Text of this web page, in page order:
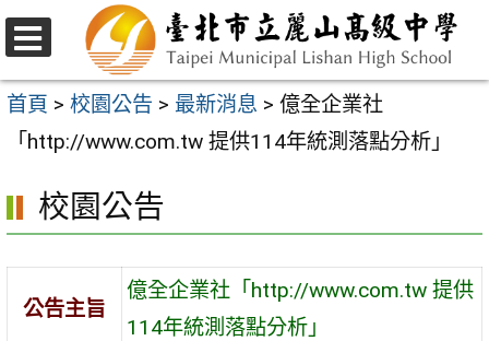
跳
至
主
容
區
選
單
首頁 > 校園公告 > 最新消息 > 億全企業社
「http://www.com.tw 提供114年統測落點分析」
校園公告
公告主旨
億全企業社「http://www.com.tw 提供
114年統測落點分析」